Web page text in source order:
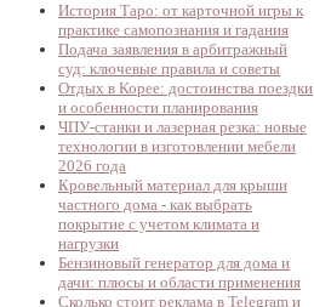
История Таро: от карточной игры к
практике самопознания и гадания
Подача заявления в арбитражный
суд: ключевые правила и советы
Отдых в Корее: достоинства поездки
и особенности планирования
ЧПУ-станки и лазерная резка: новые
технологии в изготовлении мебели
2026 года
Кровельный материал для крыши
частного дома - как выбрать
покрытие с учетом климата и
нагрузки
Бензиновый генератор для дома и
дачи: плюсы и области применения
Сколько стоит реклама в Telegram и